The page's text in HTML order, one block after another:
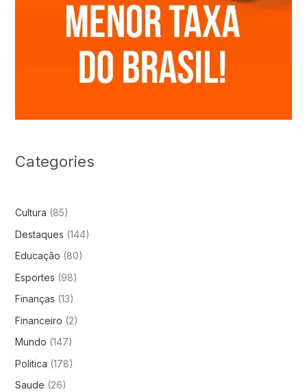
Categories
Cultura (85)
Destaques (144)
Educação (80)
Esportes (98)
Finanças (13)
Financeiro (2)
Mundo (147)
Politica (178)
Saude (26)